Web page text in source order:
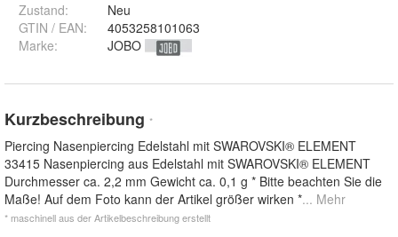
Zustand:
Neu
GTIN / EAN:
4053258101063
Marke:
JOBO
Kurzbeschreibung *
Piercing Nasenpiercing Edelstahl mit SWAROVSKI® ELEMENT
33415 Nasenpiercing aus Edelstahl mit SWAROVSKI® ELEMENT
Durchmesser ca. 2,2 mm Gewicht ca. 0,1 g * Bitte beachten Sie die
Maße! Auf dem Foto kann der Artikel größer wirken *... Mehr
* maschinell aus der Artikelbeschreibung erstellt